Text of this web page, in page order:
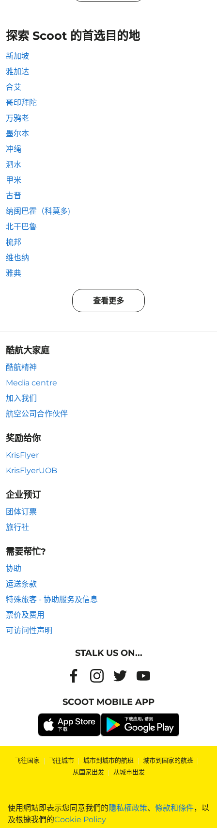
使用網站即表示您同意我們的隱私權政策、 條款和條件，以
及根據我們的Cookie Policy
探索 Scoot 的首选目的地
新加坡
雅加达
合艾
哥印拜陀
万鸦老
墨尔本
冲绳
泗水
甲米
古晋
纳闽巴霍（科莫多)
北干巴魯
梳邦
维也纳
雅典
查看更多
酷航大家庭
酷航精神
Media centre
加入我们
航空公司合作伙伴
奖励给你
KrisFlyer
KrisFlyerUOB
企业预订
团体订票
旅行社
需要帮忙?
协助
运送条款
特殊旅客 - 协助服务及信息
票价及费用
可访问性声明
STALK US ON...
SCOOT MOBILE APP
飞往国家 | 飞往城市 | 城市到城市的航班 | 城市到国家的航班 |
从国家出发 | 从城市出发